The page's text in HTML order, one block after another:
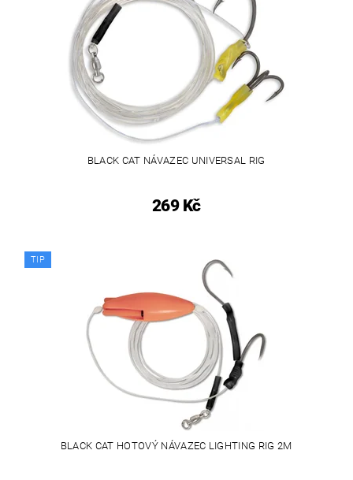
BLACK CAT NÁVAZEC UNIVERSAL RIG
269 Kč
TIP
BLACK CAT HOTOVÝ NÁVAZEC LIGHTING RIG 2M